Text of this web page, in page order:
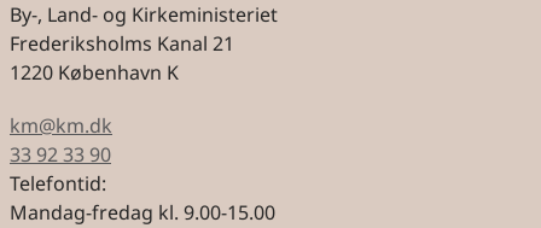
By-, Land- og Kirkeministeriet
Frederiksholms Kanal 21
1220 København K
km@km.dk
33 92 33 90
Telefontid:
Mandag-fredag kl. 9.00-15.00